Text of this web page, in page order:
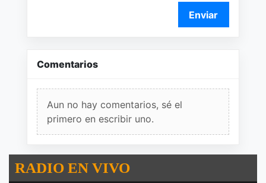
Enviar
Comentarios
Aun no hay comentarios, sé el
primero en escribir uno.
RADIO EN VIVO